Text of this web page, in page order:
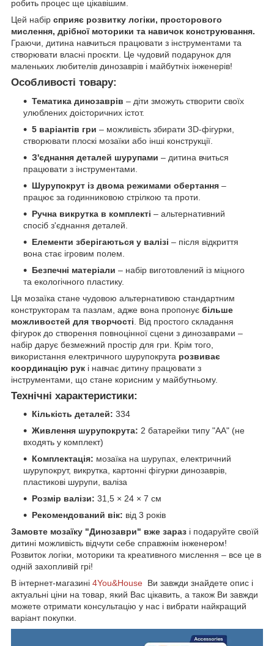
робить процес ще цікавішим.
Цей набір сприяє розвитку логіки, просторового
мислення, дрібної моторики та навичок конструювання.
Граючи, дитина навчиться працювати з інструментами та
створювати власні проєкти. Це чудовий подарунок для
маленьких любителів динозаврів і майбутніх інженерів!
Особливості товару:
Тематика динозаврів – діти зможуть створити своїх
улюблених доісторичних істот.
5 варіантів гри – можливість збирати 3D-фігурки,
створювати плоскі мозаїки або інші конструкції.
З'єднання деталей шурупами – дитина вчиться
працювати з інструментами.
Шурупокрут із двома режимами обертання –
працює за годинниковою стрілкою та проти.
Ручна викрутка в комплекті – альтернативний
спосіб з'єднання деталей.
Елементи зберігаються у валізі – після відкриття
вона стає ігровим полем.
Безпечні матеріали – набір виготовлений із міцного
та екологічного пластику.
Ця мозаїка стане чудовою альтернативою стандартним
конструкторам та пазлам, адже вона пропонує більше
можливостей для творчості . Від простого складання
фігурок до створення повноцінної сцени з динозаврами –
набір дарує безмежний простір для гри. Крім того,
використання електричного шурупокрута розвиває
координацію рук і навчає дитину працювати з
інструментами, що стане корисним у майбутньому.
Технічні характеристики:
Кількість деталей: 334
Живлення шурупокрута: 2 батарейки типу "AA" (не
входять у комплект)
Комплектація: мозаїка на шурупах, електричний
шурупокрут, викрутка, картонні фігурки динозаврів,
пластикові шурупи, валіза
Розмір валізи: 31,5 × 24 × 7 см
Рекомендований вік: від 3 років
Замовте мозаїку "Динозаври" вже зараз і подаруйте своїй
дитині можливість відчути себе справжнім інженером!
Розвиток логіки, моторики та креативного мислення – все це в
одній захопливій грі!
В інтернет-магазині 4You&House Ви завжди знайдете опис і
актуальні ціни на товар, який Вас цікавить, а також Ви завжди
можете отримати консультацію у нас і вибрати найкращий
варіант покупки.